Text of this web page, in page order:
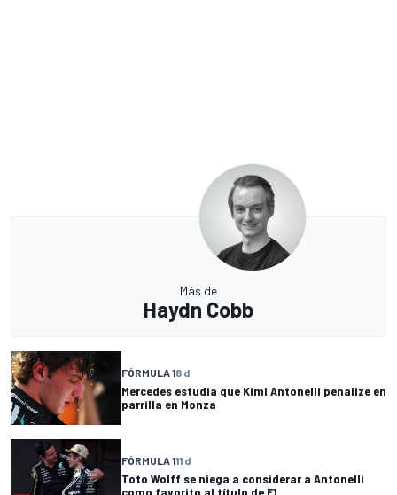
Más de
Haydn Cobb
FÓRMULA 18 d
Mercedes estudia que Kimi Antonelli penalize en
parrilla en Monza
FÓRMULA 111 d
Toto Wolff se niega a considerar a Antonelli
como favorito al título de F1